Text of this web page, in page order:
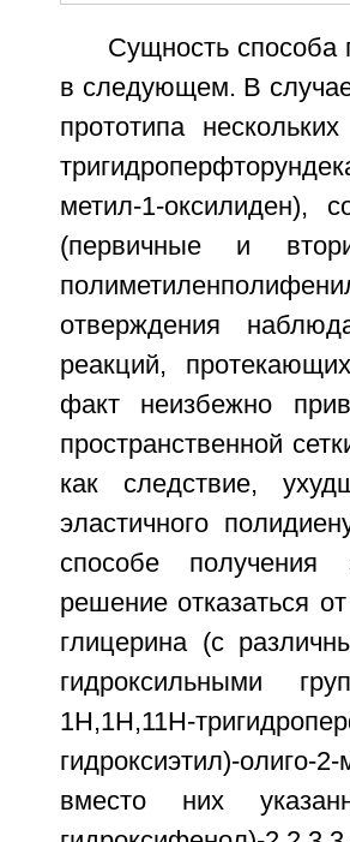
Сущность способа
в следующем. В
прототипа
метил-1-оксилиден),
(первичные и
отверждения
реакций,
факт неизбежно
пространственной
как следствие,
эластичного
способе получения
решение отказаться
глицерина (с
гидроксильными
1Н,1Н,11Н-
гидроксиэтил)-олиго-
вместо них